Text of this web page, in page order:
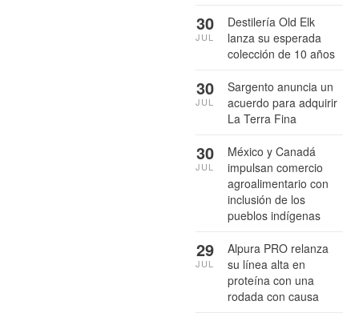
Destilería Old Elk
lanza su esperada
colección de 10 años
30
JUL
Sargento anuncia un
acuerdo para adquirir
La Terra Fina
30
JUL
México y Canadá
impulsan comercio
agroalimentario con
inclusión de los
pueblos indígenas
30
JUL
Alpura PRO relanza
su línea alta en
proteína con una
rodada con causa
29
JUL